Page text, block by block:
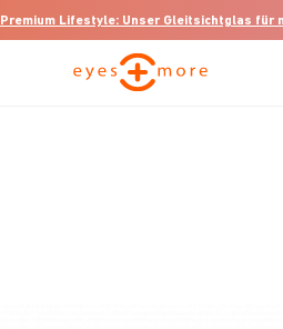
Premium Lifestyle: Unser Gleitsichtglas für